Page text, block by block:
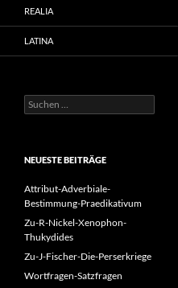
REALIA
LATINA
Suchen
nach:
NEUESTE BEITRÄGE
Attribut-Adverbiale-
Bestimmung-Praedikativum
Zu-R-Nickel-Xenophon-
Thukydides
Zu-J-Fischer-Die-Perserkriege
Wortfragen-Satzfragen